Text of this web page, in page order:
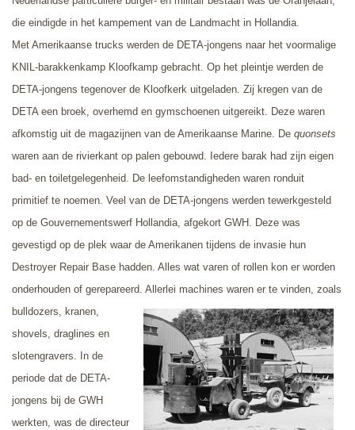
die eindigde in het kampement van de Landmacht in Hollandia.
Met Amerikaanse trucks werden de DETA-jongens naar het voormalige
KNIL-barakkenkamp Kloofkamp gebracht. Op het pleintje werden de
DETA-jongens tegenover de Kloofkerk uitgeladen. Zij kregen van de
DETA een broek, overhemd en gymschoenen uitgereikt. Deze waren
afkomstig uit de magazijnen van de Amerikaanse Marine. De quonsets
waren aan de rivierkant op palen gebouwd. Iedere barak had zijn eigen
bad- en toiletgelegenheid. De leefomstandigheden waren ronduit
primitief te noemen. Veel van de DETA-jongens werden tewerkgesteld
op de Gouvernementswerf Hollandia, afgekort GWH. Deze was
gevestigd op de plek waar de Amerikanen tijdens de invasie hun
Destroyer Repair Base hadden. Alles wat varen of rollen kon er worden
onderhouden of gerepareerd. Allerlei machines waren er te vinden, zoals
bulldozers, kranen,
shovels, draglines en
slotengravers. In de
periode dat de DETA-
jongens bij de GWH
werkten, was de directeur